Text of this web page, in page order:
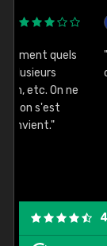
Christian
"J'ai trouvé le
chambre."